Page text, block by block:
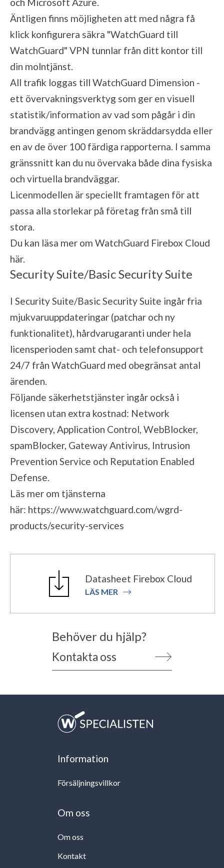
Äntligen finns möjligheten att med några få
klick konfigurera säkra "WatchGuard till
WatchGuard" VPN tunnlar från ditt kontor till
din molntjänst.
All trafik loggas till WatchGuard Dimension -
ett övervakningsverktyg som ger en visuell
statistik/information av vad som pågår i din
brandvägg antingen genom skräddarsydda eller
en av de över 100 färdiga rapporterna. I samma
gränssnitt kan du nu övervaka både dina fysiska
och virtuella brandväggar.
Licenmodellen är speciellt framtagen för att
passa alla storlekar på företag från små till
stora.
Du kan läsa mer om WatchGuard Firebox Cloud
här.
Security Suite/Basic Security Suite
I Security Suite/Basic Security Suite ingår fria
mjukvaruuppdateringar (patchar och ny
funktionalitet), hårdvarugaranti under hela
licensperioden samt chat- och telefonsupport
24/7 från WatchGuard med obegränsat antal
ärenden.
Följande säkerhetstjänster ingår också i
licensen utan extra kostnad: Network
Discovery, Application Control, WebBlocker,
spamBlocker, Gateway Antivirus, Intrusion
Prevention Service och Reputation Enabled
Defense.
Läs mer om tjänsterna
här: https://www.watchguard.com/wgrd-
products/security-services
Datasheet Firebox Cloud
LÄS MER
Behöver du hjälp?
Kontakta oss
Information
Försäljningsvillkor
Om oss
Om oss
Kontakt